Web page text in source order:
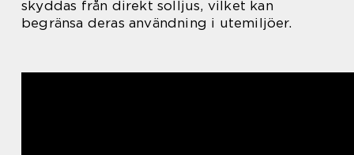
skyddas från direkt solljus, vilket kan
begränsa deras användning i utemiljöer.